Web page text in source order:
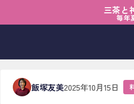
三茶と
毎年
おいしい選挙、はじ
おいしい選
飯塚友美2025年10月15日